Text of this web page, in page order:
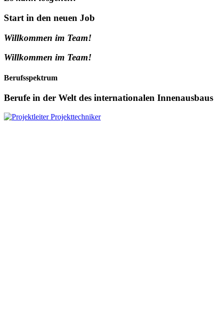
Start in den neuen Job
Willkommen im Team!
Willkommen im Team!
Berufsspektrum
Berufe in der Welt des internationalen Innenausbaus